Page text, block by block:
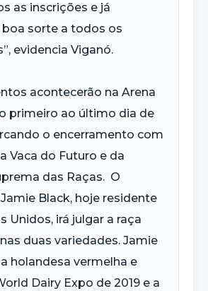
as inscrições e já
sorte a todos os
evidencia Viganó.
acontecerão na Arena
primeiro ao último dia de
o encerramento com
Vaca do Futuro e da
das Raças. O
Black, hoje residente
Unidos, irá julgar a raça
duas variedades. Jamie
holandesa vermelha e
Dairy Expo de 2019 e a